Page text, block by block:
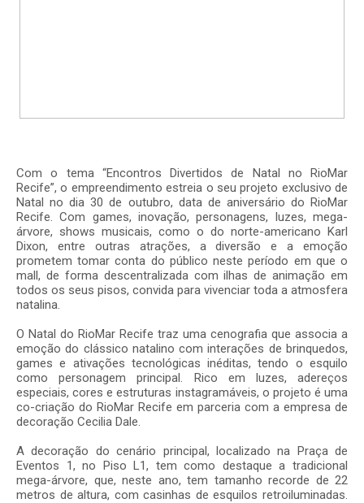
Com o tema “Encontros Divertidos de Natal no RioMar
Recife”, o empreendimento estreia o seu projeto exclusivo de
Natal no dia 30 de outubro, data de aniversário do RioMar
Recife. Com games, inovação, personagens, luzes, mega-
árvore, shows musicais, como o do norte-americano Karl
Dixon, entre outras atrações, a diversão e a emoção
prometem tomar conta do público neste período em que o
mall, de forma descentralizada com ilhas de animação em
todos os seus pisos, convida para vivenciar toda a atmosfera
natalina.
O Natal do RioMar Recife traz uma cenografia que associa a
emoção do clássico natalino com interações de brinquedos,
games e ativações tecnológicas inéditas, tendo o esquilo
como personagem principal. Rico em luzes, adereços
especiais, cores e estruturas instagramáveis, o projeto é uma
co-criação do RioMar Recife em parceria com a empresa de
decoração Cecilia Dale.
A decoração do cenário principal, localizado na Praça de
Eventos 1, no Piso L1, tem como destaque a tradicional
mega-árvore, que, neste ano, tem tamanho recorde de 22
metros de altura, com casinhas de esquilos retroiluminadas.